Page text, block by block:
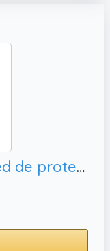
Malla de sombra 90% Red de protección solar para jardín, red de